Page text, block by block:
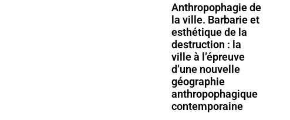
Anthropophagie de
la ville. Barbarie et
esthétique de la
destruction : la
ville à l’épreuve
d’une nouvelle
géographie
anthropophagique
contemporaine